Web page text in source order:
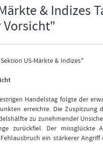
& Indizes
US-Märkte & Indizes"
Handelstag folgte der
erreichte. Die Zuspitzung
zu zunehmender
zurückfiel. Der
ein stärkerer